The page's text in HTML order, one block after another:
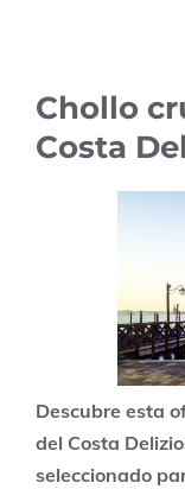
Chollo
Costa
Descubre esta
del Costa
seleccionado